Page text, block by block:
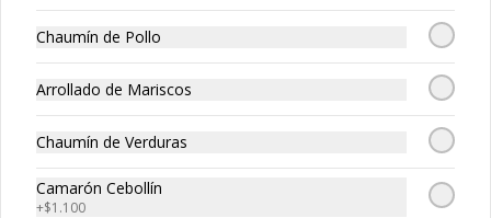
$13.450
Chaumín de Pollo
Arrollado de Mariscos
Chaumín de Verduras
Camarón Cebollín
+$1.100